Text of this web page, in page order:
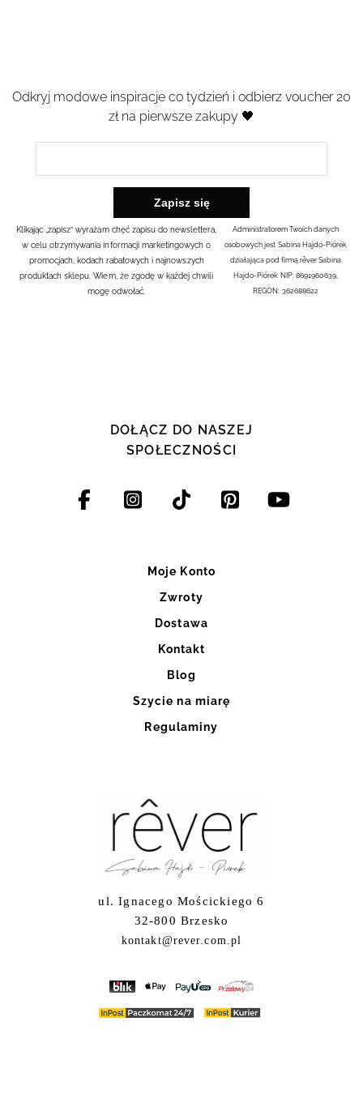
Odkryj modowe inspiracje co tydzień i odbierz voucher 20
zł na pierwsze zakupy 🖤
Klikając „zapisz” wyrażam chęć zapisu do newslettera,
w celu otrzymywania informacji marketingowych o
promocjach, kodach rabatowych i najnowszych
produktach sklepu. Wiem, że zgodę w każdej chwili
mogę odwołać.
Administratorem Twoich danych
osobowych jest Sabina Hajdo-Piórek
działająca pod firmą rêver Sabina
Hajdo-Piórek NIP: 8691960639,
REGON: 362688622
DOŁĄCZ DO NASZEJ
SPOŁECZNOŚCI
Moje Konto
Zwroty
Dostawa
Kontakt
Blog
Szycie na miarę
Regulaminy
ul. Ignacego Mościckiego 6
32-800 Brzesko
kontakt@rever.com.pl